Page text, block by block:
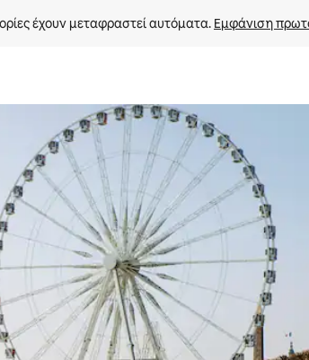
έχουν μεταφραστεί αυτόματα. Εμφάνιση